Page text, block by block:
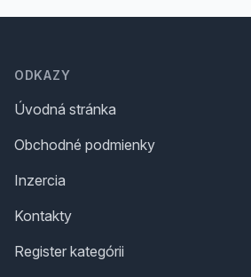
ODKAZY
Úvodná stránka
Obchodné podmienky
Inzercia
Kontakty
Register kategórii